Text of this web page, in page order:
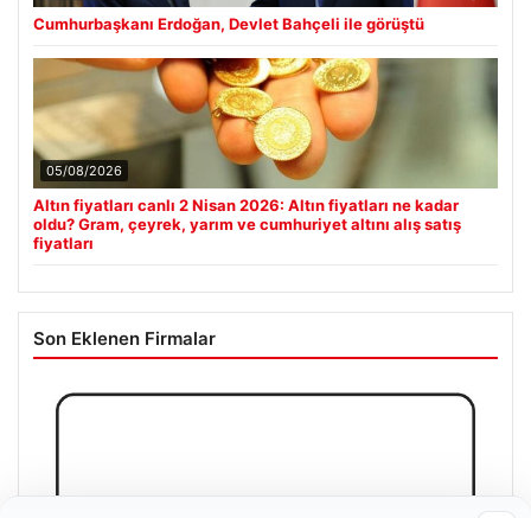
Cumhurbaşkanı Erdoğan, Devlet Bahçeli ile görüştü
05/08/2026
Altın fiyatları canlı 2 Nisan 2026: Altın fiyatları ne kadar
oldu? Gram, çeyrek, yarım ve cumhuriyet altını alış satış
fiyatları
Son Eklenen Firmalar